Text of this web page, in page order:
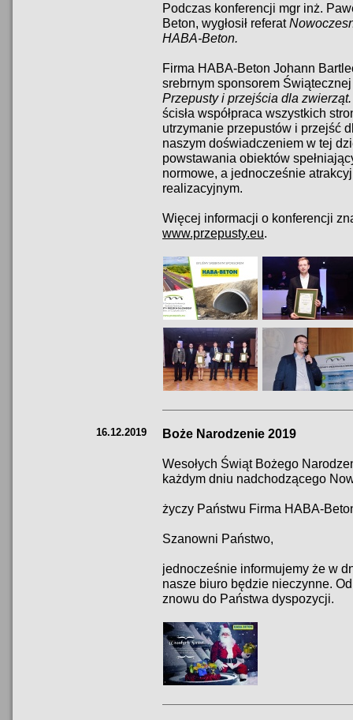
Podczas konferencji mgr inż.
Beton, wygłosił referat
HABA-Beton.
Firma HABA-Beton Johann
srebrnym sponsorem
Przepusty i przejścia dla zwierząt.
ścisła współpraca wszystkich
utrzymanie przepustów i przejść
naszym doświadczeniem w tej
powstawania obiektów
normowe, a jednocześnie
realizacyjnym.
Więcej informacji o konferencji
www.przepusty.eu.
16.12.2019 Boże Narodzenie 2019
Wesołych Świąt Bożego
każdym dniu nadchodzącego
życzy Państwu Firma HABA-
Szanowni Państwo,
jednocześnie informujemy że w
nasze biuro będzie nieczynne.
znowu do Państwa dyspozycji.